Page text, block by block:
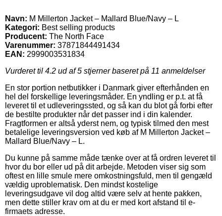
Navn: M Millerton Jacket – Mallard Blue/Navy – L
Kategori: Best selling products
Producent: The North Face
Varenummer: 37871844491434
EAN: 2999003531834
Vurderet til 4.2 ud af 5 stjerner baseret på 11 anmeldelser
En stor portion netbutikker i Danmark giver efterhånden en
hel del forskellige leveringsmåder. En yndling er p.t. at få
leveret til et udleveringssted, og så kan du blot gå forbi efter
de bestilte produkter når det passer ind i din kalender.
Fragtformen er altså yderst nem, og typisk tilmed den mest
betalelige leveringsversion ved køb af M Millerton Jacket –
Mallard Blue/Navy – L.
Du kunne på samme måde tænke over at få ordren leveret til
hvor du bor eller ud på dit arbejde. Metoden viser sig som
oftest en lille smule mere omkostningsfuld, men til gengæld
vældig uproblematisk. Den mindst kostelige
leveringsudgave vil dog altid være selv at hente pakken,
men dette stiller krav om at du er med kort afstand til e-
firmaets adresse.